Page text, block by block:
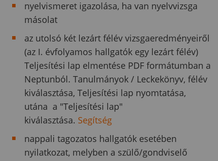
nyelvismeret igazolása, ha van nyelvvizsga
másolat
az utolsó két lezárt félév vizsgaeredményeiről
(az I. évfolyamos hallgatók egy lezárt félév)
Teljesítési lap elmentése PDF formátumban a
Neptunból. Tanulmányok / Leckekönyv, félév
kiválasztása, Teljesítési lap nyomtatása,
utána a "Teljesítési lap"
kiválasztása. Segítség
nappali tagozatos hallgatók esetében
nyilatkozat, melyben a szülő/gondviselő